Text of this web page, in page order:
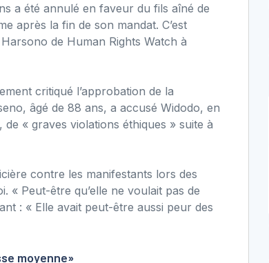
a été annulé en faveur du fils aîné de
après la fin de son mandat. C’est
de Human Rights Watch à
critiqué l’approbation de la
âgé de 88 ans, a accusé Widodo, en
« graves violations éthiques » suite à
contre les manifestants lors des
« Peut-être qu’elle ne voulait pas de
: « Elle avait peut-être aussi peur des
moyenne»